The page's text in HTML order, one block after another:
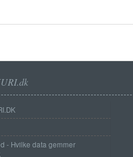
- Hvilke data gemmer